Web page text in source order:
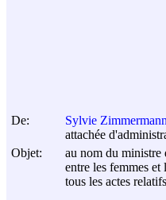
De:
Sylvie Zimmermann
attachée
Objet:
au nom du ministre
entre les femmes et
tous les actes